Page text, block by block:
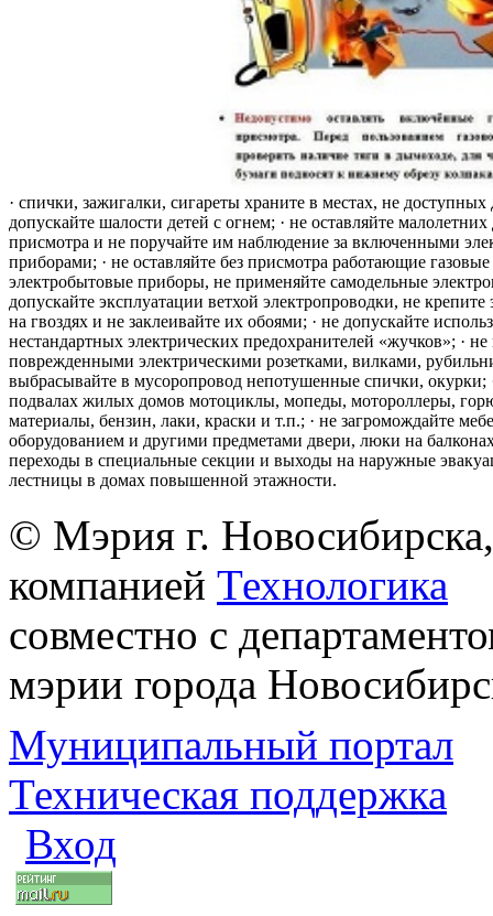
· спички, зажигалки, сигареты храните в местах, не доступных
допускайте шалости детей с огнем; · не оставляйте малолетних
присмотра и не поручайте им наблюдение за включенными
приборами; · не оставляйте без присмотра работающие
электробытовые приборы, не применяйте самодельные
допускайте эксплуатации ветхой электропроводки, не крепите
на гвоздях и не заклеивайте их обоями; · не допускайте
нестандартных электрических предохранителей «жучков»; · не
поврежденными электрическими розетками, вилками,
выбрасывайте в мусоропровод непотушенные спички, окурки;
подвалах жилых домов мотоциклы, мопеды, мотороллеры,
материалы, бензин, лаки, краски и т.п.; · не загромождайте
оборудованием и другими предметами двери, люки на
переходы в специальные секции и выходы на наружные
лестницы в домах повышенной этажности.
© Мэрия г.
компанией Технологика
совместно с
мэрии города
Муниципальный портал
Техническая поддержка
Вход